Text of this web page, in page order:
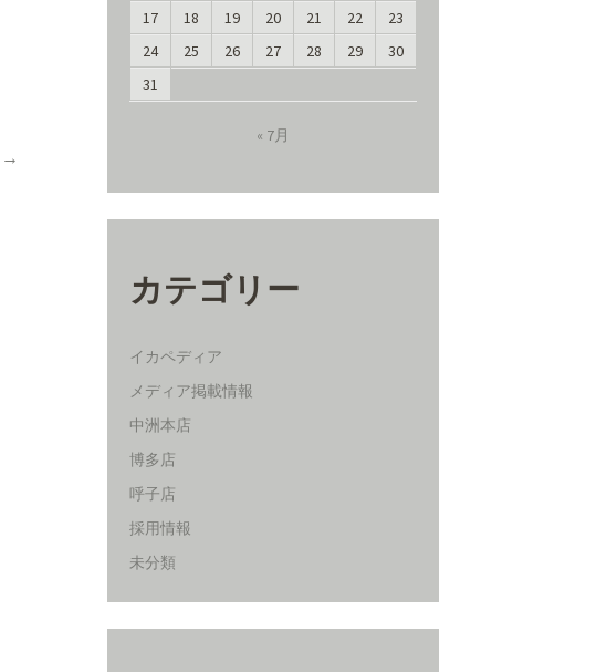
→
17
18 19 20 21 22
23
24
25 26 27 28 29
30
31
« 7月
カテゴリー
イカペディア
メディア掲載情報
中洲本店
博多店
呼子店
採用情報
未分類